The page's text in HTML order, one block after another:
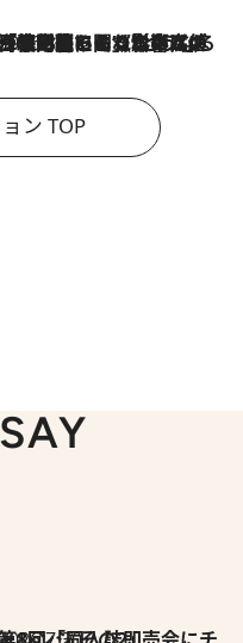
てられない…」「サーチャージ料の高値が続いている」ホルムズ海峡封鎖による影響はいつまで続く？《エネルギー専門家に聞く“どうなる日本の暮らし”》
ン TOP